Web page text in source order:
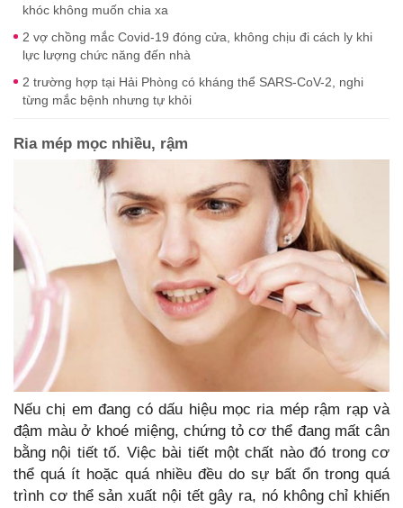
khóc không muốn chia xa
2 vợ chồng mắc Covid-19 đóng cửa, không chịu đi cách ly khi
lực lượng chức năng đến nhà
2 trường hợp tại Hải Phòng có kháng thể SARS-CoV-2, nghi
từng mắc bệnh nhưng tự khỏi
Ria mép mọc nhiều, rậm
Nếu chị em đang có dấu hiệu mọc ria mép rậm rạp và
đậm màu ở khoé miệng, chứng tỏ cơ thể đang mất cân
bằng nội tiết tố. Việc bài tiết một chất nào đó trong cơ
thể quá ít hoặc quá nhiều đều do sự bất ổn trong quá
trình cơ thể sản xuất nội tết gây ra, nó không chỉ khiến